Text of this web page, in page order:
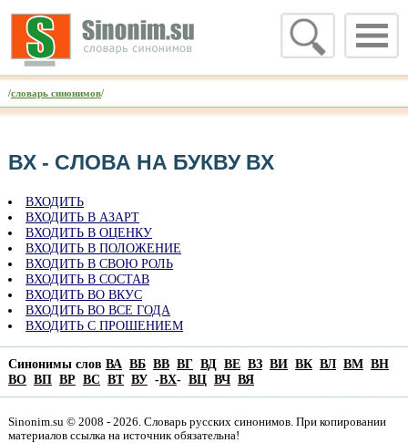
/словарь синонимов/
ВХ - CЛОВА НА БУКВУ ВХ
ВХОДИТЬ
ВХОДИТЬ В АЗАРТ
ВХОДИТЬ В ОЦЕНКУ
ВХОДИТЬ В ПОЛОЖЕНИЕ
ВХОДИТЬ В СВОЮ РОЛЬ
ВХОДИТЬ В СОСТАВ
ВХОДИТЬ ВО ВКУС
ВХОДИТЬ ВО ВСЕ ГОДА
ВХОДИТЬ С ПРОШЕНИЕМ
Синонимы слов ВА ВБ ВВ ВГ ВД ВЕ ВЗ ВИ ВК ВЛ ВМ ВН
ВО ВП ВР ВС ВТ ВУ-ВХ- ВЦ ВЧ ВЯ
Sinonim.su © 2008 - 2026. Словарь русских синонимов. При копировании
материалов ссылка на источник обязательна!